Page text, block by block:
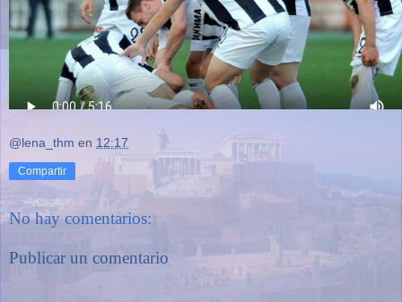
@lena_thm en 12:17
Compartir
No hay comentarios:
Publicar un comentario